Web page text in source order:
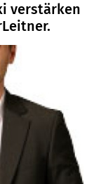
verstärken